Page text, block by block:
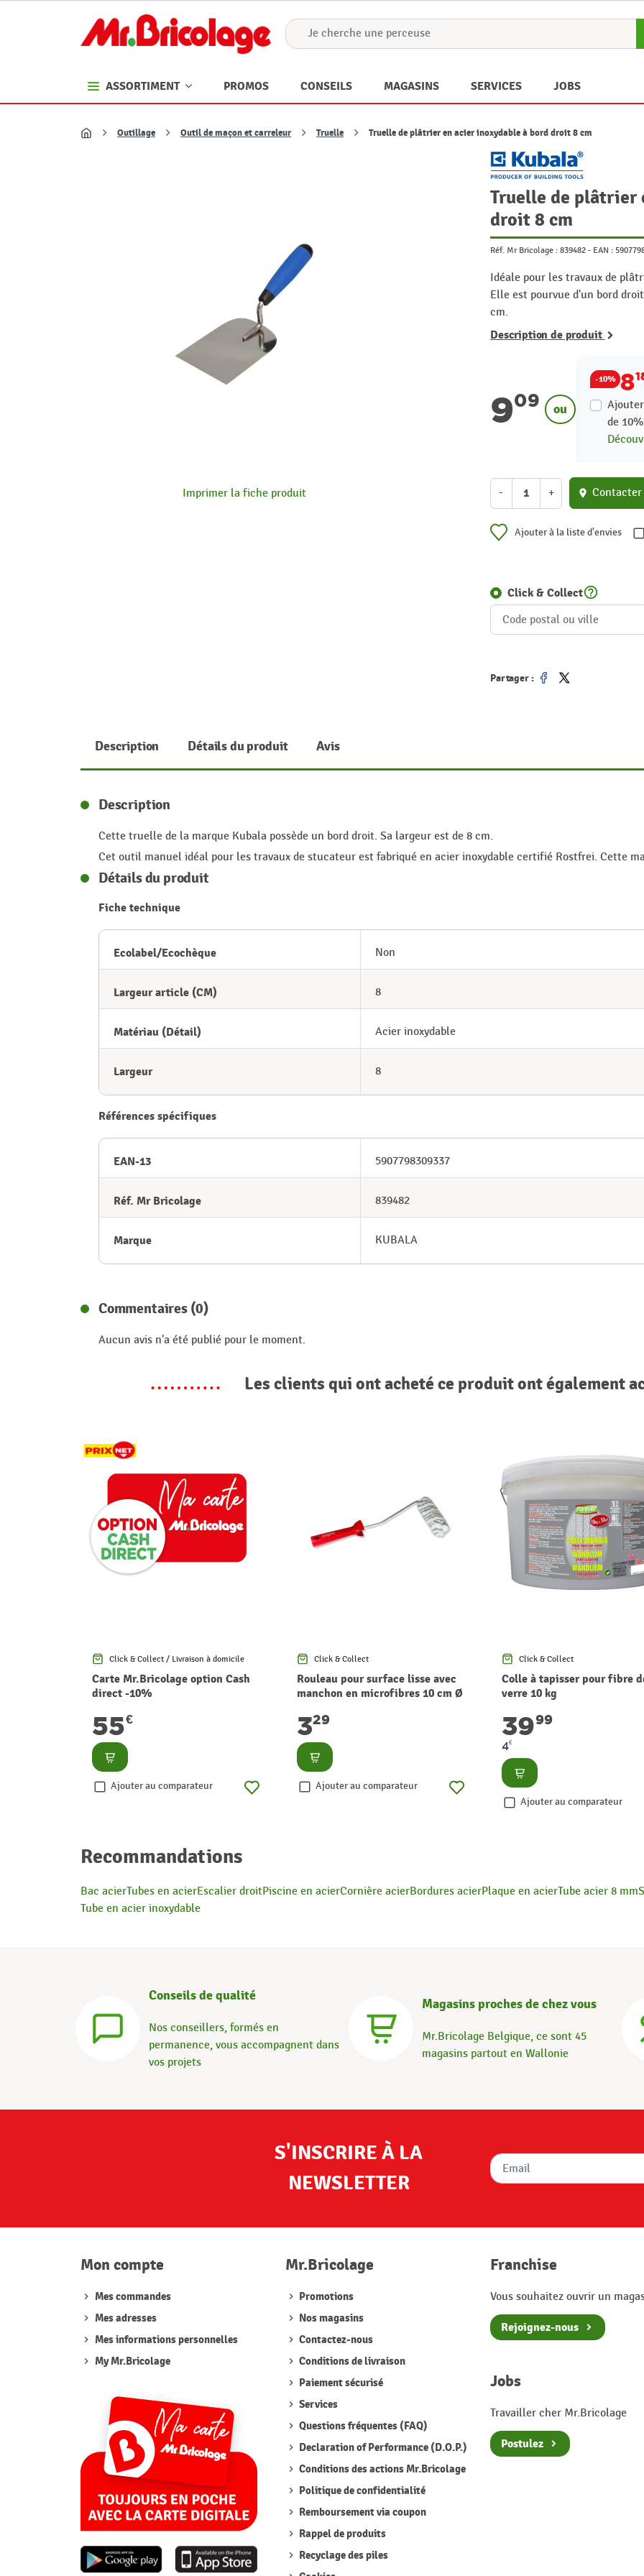
ASSORTIMENT PROMOS CONSEILS MAGASINS SERVICES JOBS
Accueil
Outillage Outil de maçon et carreleur Truelle Truelle de plâtrier en acier inoxydable à bord droit 8 cm
Imprimer la fiche produit
Truelle de plâtrier
droit 8 cm
Réf. Mr Bricolage : 839482 - EAN :
Idéale pour les travaux de
Elle est pourvue d'un bord
cm.
Description de produit
909 ou
-10% 8
de
- + location_on Contacter
Ajouter à la liste d'envies
Click & Collecthelp_outline
Partager :
Description Détails du produit Avis
Description
Cette truelle de la marque Kubala possède un bord droit. Sa largeur est de 8 cm.
Cet outil manuel idéal pour les travaux de stucateur est fabriqué en acier inoxydable certifié Rostfrei. Cette
Détails du produit
Fiche technique
Ecolabel/Ecochèque Non
Largeur article (CM) 8
Matériau (Détail) Acier inoxydable
Largeur 8
Références spécifiques
EAN-13 5907798309337
Réf. Mr Bricolage 839482
Marque KUBALA
Commentaires (0)
Aucun avis n'a été publié pour le moment.
Les clients qui ont acheté ce produit ont également
Click & Collect / Livraison à domicile
Carte Mr.Bricolage option Cash
direct -10%
55€
Consulter
Ajouter au comparateur
Click & Collect
Rouleau pour surface lisse avec
manchon en microfibres 10 cm Ø
EXPERT
329
Consulter
Ajouter au comparateur
Click & Collect
Colle à tapisser pour fibre
verre 10 kg
3999
4€
Consulter
Ajouter au comparateur
Recommandations
Bac acierTubes en acierEscalier droitPiscine en acierCornière acierBordures acierPlaque en acierTube acier 8 mm
Tube en acier inoxydable
Conseils de qualité
Nos conseillers, formés en
permanence, vous accompagnent dans
vos projets
Magasins proches de chez vous
Mr.Bricolage Belgique, ce sont 45
magasins partout en Wallonie
S'INSCRIRE À LA
NEWSLETTER
Mon compte
Mes commandes
Mes adresses
Mes informations personnelles
My Mr.Bricolage
Mr.Bricolage
Promotions
Nos magasins
Contactez-nous
Conditions de livraison
Paiement sécurisé
Services
Questions fréquentes (FAQ)
Declaration of Performance (D.O.P.)
Conditions des actions Mr.Bricolage
Politique de confidentialité
Remboursement via coupon
Rappel de produits
Recyclage des piles
Franchise
Vous souhaitez ouvrir un
Rejoignez-nous
Jobs
Travailler cher Mr.Bricolage
Postulez